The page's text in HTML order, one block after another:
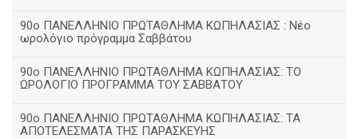
90ο ΠΑΝΕΛΛΗΝΙΟ ΠΡΩΤΑΘΛΗΜΑ ΚΩΠΗΛΑΣΙΑΣ : Νέο
ωρολόγιο πρόγραμμα Σαββάτου
90ο ΠΑΝΕΛΛΗΝΙΟ ΠΡΩΤΑΘΛΗΜΑ ΚΩΠΗΛΑΣΙΑΣ: ΤΟ
ΩΡΟΛΟΓΙΟ ΠΡΟΓΡΑΜΜΑ ΤΟΥ ΣΑΒΒΑΤΟΥ
90ο ΠΑΝΕΛΛΗΝΙΟ ΠΡΩΤΑΘΛΗΜΑ ΚΩΠΗΛΑΣΙΑΣ: ΤΑ
ΑΠΟΤΕΛΕΣΜΑΤΑ ΤΗΣ ΠΑΡΑΣΚΕΥΗΣ